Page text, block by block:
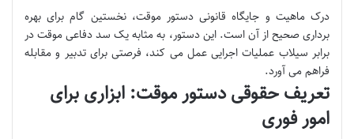
درک ماهیت و جایگاه قانونی دستور موقت، نخستین گام برای بهره
برداری صحیح از آن است. این دستور، به مثابه یک سد دفاعی موقت در
برابر سیلاب عملیات اجرایی عمل می کند، فرصتی برای تدبیر و مقابله
فراهم می آورد.
تعریف حقوقی دستور موقت: ابزاری برای
امور فوری